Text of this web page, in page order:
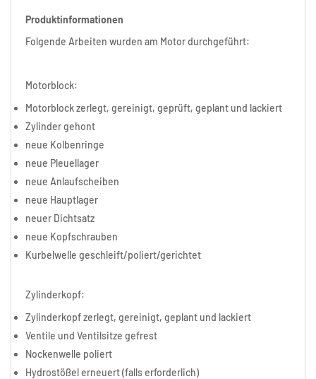
Produktinformationen
Folgende Arbeiten wurden am Motor durchgeführt:
Motorblock:
Motorblock zerlegt, gereinigt, geprüft, geplant und lackiert
Zylinder gehont
neue Kolbenringe
neue Pleuellager
neue Anlaufscheiben
neue Hauptlager
neuer Dichtsatz
neue Kopfschrauben
Kurbelwelle geschleift/poliert/gerichtet
Zylinderkopf:
Zylinderkopf zerlegt, gereinigt, geplant und lackiert
Ventile und Ventilsitze gefrest
Nockenwelle poliert
Hydrostößel erneuert (falls erforderlich)